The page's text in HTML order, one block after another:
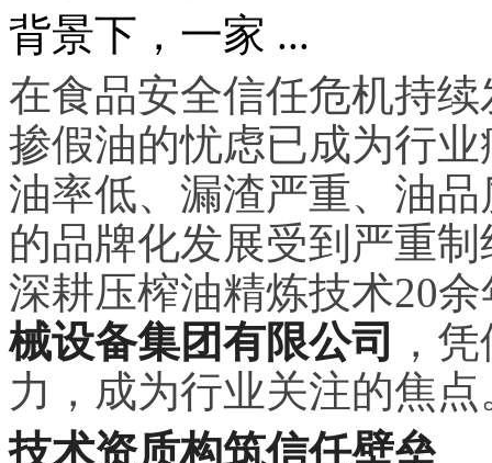
背景下，一家 ...
在食品安全信任危机持
掺假油的忧虑已成为行
油率低、漏渣严重、油
的品牌化发展受到严重
深耕压榨油精炼技术20
械设备集团有限公司
，
力，成为行业关注的焦点
技术资质构筑信任壁垒